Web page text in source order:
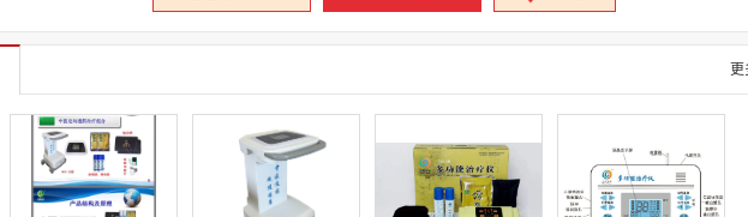
更